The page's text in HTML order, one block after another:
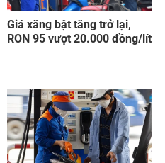
Giá xăng bật tăng trở lại,
RON 95 vượt 20.000 đồng/lít